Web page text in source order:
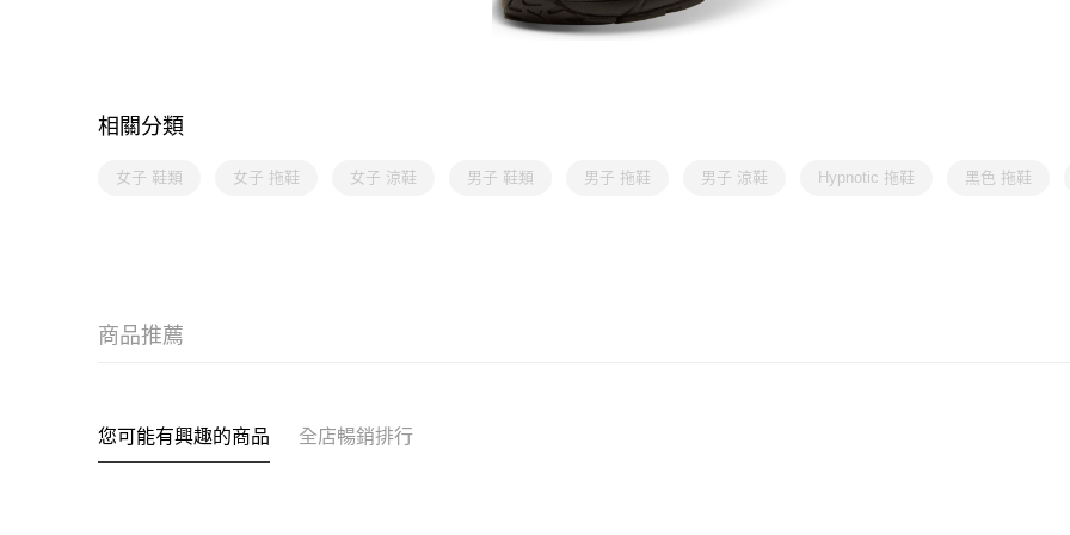
相關分類
女子 鞋類 女子 拖鞋 女子 涼鞋 男子 鞋類 男子 拖鞋 男子 涼鞋 Hypnotic 拖鞋 黑色 拖鞋
商品推薦
您可能有興趣的商品 全店暢銷排行